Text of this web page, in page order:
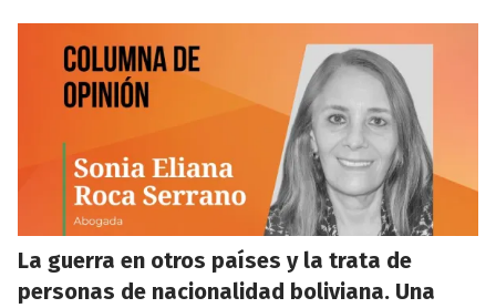
La guerra en otros países y la trata de
personas de nacionalidad boliviana. Una